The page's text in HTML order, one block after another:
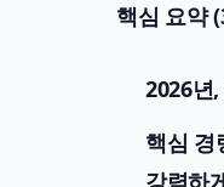
핵심 요약
2026년
핵심 경